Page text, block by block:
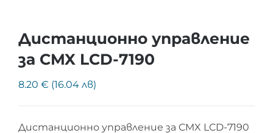
Дистанционно управление
за CMX LCD-7190
8.20 € (16.04 лв)
Дистанционно управление за CMX LCD-7190